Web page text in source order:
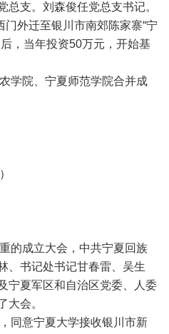
总支。刘森俊任党总支书记。
外迁至银川市南郊陈家寨“宁
，当年投资50万元，开始基
学院、宁夏师范学院合并成
的成立大会，中共宁夏回族
、书记处书记甘春雷、吴生
宁夏军区和自治区党委、人委
大会。
同意宁夏大学接收银川市新